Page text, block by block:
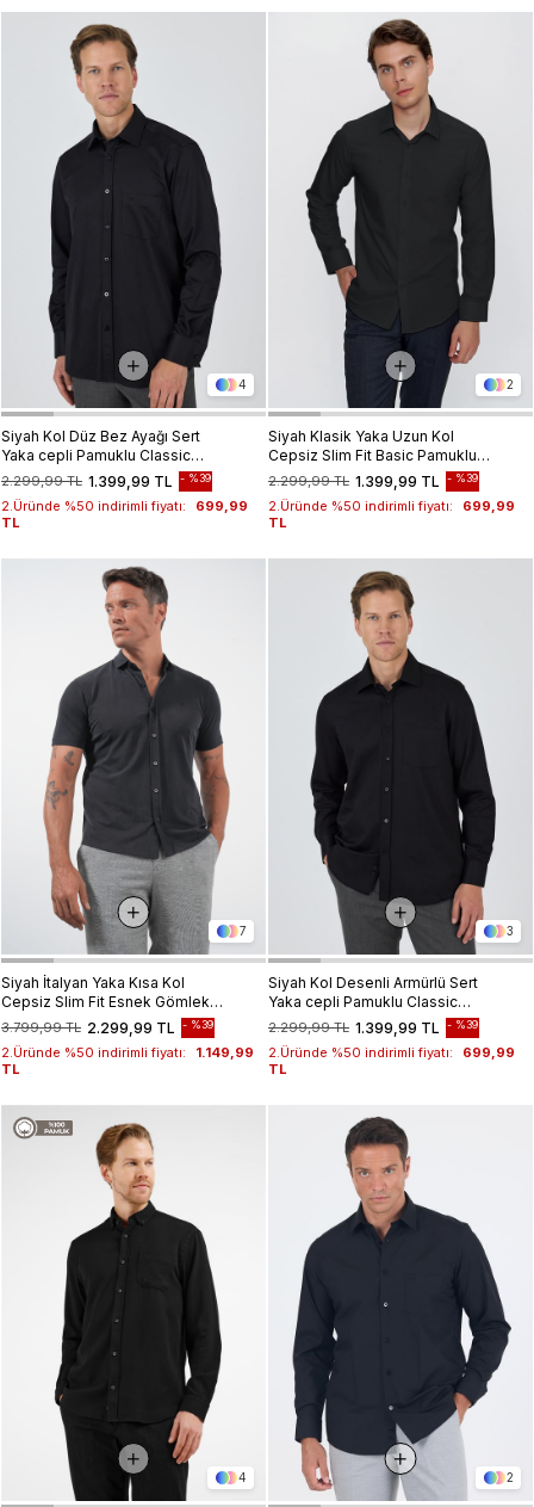
4
Siyah Kol Düz Bez Ayağı Sert
Yaka cepli Pamuklu Classic
Comfort Fit Gömlek 1004250210
1.399,99 TL
2.299,99 TL %39
2.Üründe %50 indirimli fiyatı:
699,99
TL
2
Siyah Klasik Yaka Uzun Kol
Cepsiz Slim Fit Basic Pamuklu
Gömlek 1004255057
1.399,99 TL
2.299,99 TL %39
2.Üründe %50 indirimli fiyatı:
699,99
TL
7
Siyah İtalyan Yaka Kısa Kol
Cepsiz Slim Fit Esnek Gömlek
1004260159 2.299,99 TL
3.799,99 TL %39
2.Üründe %50 indirimli fiyatı:
1.149,99
TL
3
Siyah Kol Desenli Armürlü Sert
Yaka cepli Pamuklu Classic
Comfort Fit Gömlek 1004250178
1.399,99 TL
2.299,99 TL %39
2.Üründe %50 indirimli fiyatı:
699,99
TL
4 2